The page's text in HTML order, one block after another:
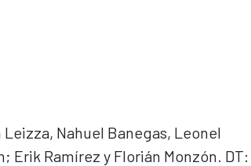
Nahuel Banegas, Leonel
Erik Ramírez y Florián Monzón. DT: